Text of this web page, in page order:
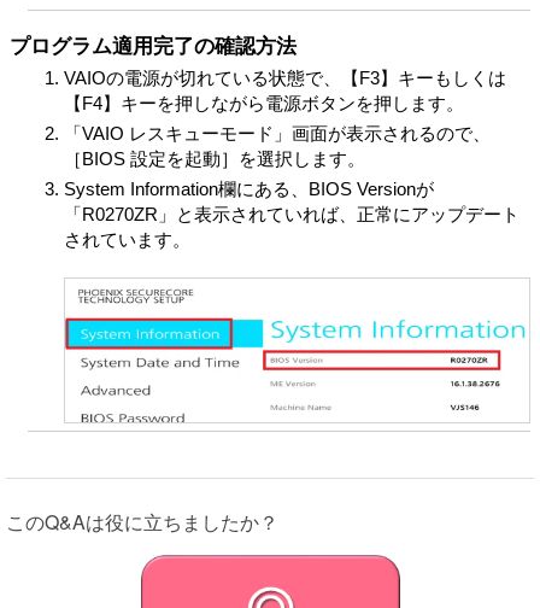
利用した製品またはサービスの提供
(エ) 本製品のアップグレードに関する情報、または
VAIO、VAIOの指定する第三者によるVAIOの製品または
サービスに関する情報の提供。ただし、かかる情報提供
は別途お客さまの同意をいただいたうえで行います。
(オ) VAIOの製品およびサービスに関してより使いやす
いソフトウェア製品の設計および開発
(カ) VAIOまたは第三者による製品およびサービスの開
発・性能向上
(キ) 適用法令等の遵守
できるものとします。
(ア) VAIOは、本目的の遂行のために、本情報を、VAIO
が、本製品、許諾ソフトウェアまたは対象外ソフトウェ
アに関して取引を行っているまたは将来行う第三者に開
示し、共有できるものとします。
(イ) VAIOは、法令で要求され、または許容される範囲
苦情、クレーム、申立を調査し、VAIOまたは第三者の権
機関を含む第三者に開示することができるものとしま
本情報は、本目的の遂行のために、お客さまの居住国外
プログラム適用完了の確認方法
VAIOの電源が切れている状態で、【F3】キーもしくは
【F4】キーを押しながら電源ボタンを押します。
「VAIO レスキューモード」画面が表示されるので、
［BIOS 設定を起動］を選択します。
System Information欄にある、BIOS Versionが
「R0270ZR」と表示されていれば、正常にアップデート
されています。
このQ&Aは役に立ちましたか？